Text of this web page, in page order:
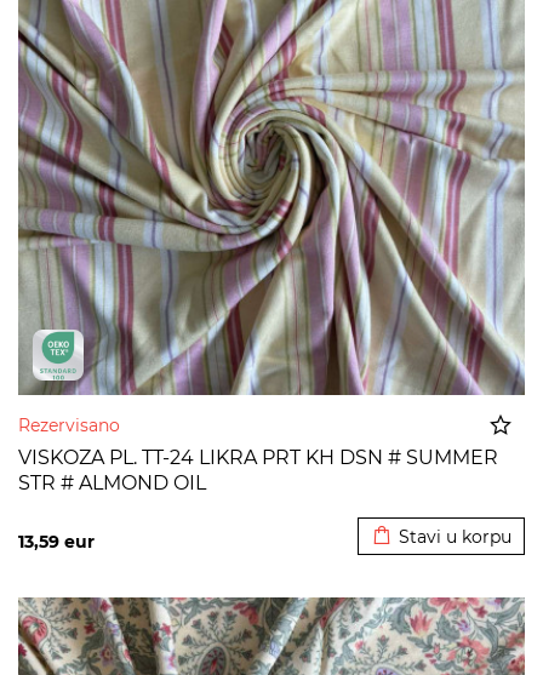
Rezervisano
VISKOZA PL. TT-24 LIKRA PRT KH DSN # SUMMER
STR # ALMOND OIL
13,59 eur Stavi u korpu